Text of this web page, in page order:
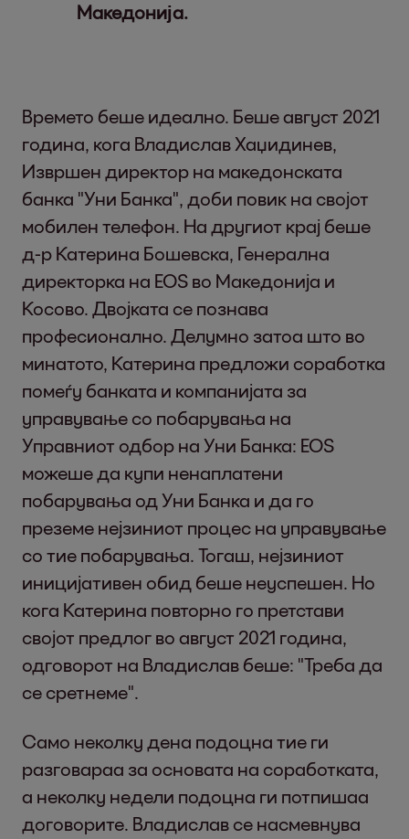
Македонија.
Времето беше идеално. Беше август 2021
година, кога Владислав Хаџидинев,
Извршен директор на македонската
банка "Уни Банка", доби повик на својот
мобилен телефон. На другиот крај беше
д-р Катерина Бошевска, Генерална
директорка на EOS во Македонија и
Косово. Двојката се познава
професионално. Делумно затоа што во
минатото, Катерина предложи соработка
помеѓу банката и компанијата за
управување со побарувања на
Управниот одбор на Уни Банка: EOS
можеше да купи ненаплатени
побарувања од Уни Банка и да го
преземе нејзиниот процес на управување
со тие побарувања. Тогаш, нејзиниот
иницијативен обид беше неуспешен. Но
кога Катерина повторно го претстави
својот предлог во август 2021 година,
одговорот на Владислав беше: "Треба да
се сретнеме".
Само неколку дена подоцна тие ги
разговараа за основата на соработката,
а неколку недели подоцна ги потпишаа
договорите. Владислав се насмевнува